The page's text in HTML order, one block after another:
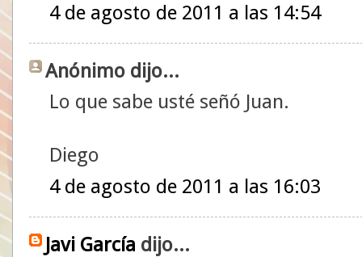
4 de agosto de 2011 a las 14:54
Anónimo dijo...
Lo que sabe usté señó Juan.
Diego
4 de agosto de 2011 a las 16:03
Javi García dijo...